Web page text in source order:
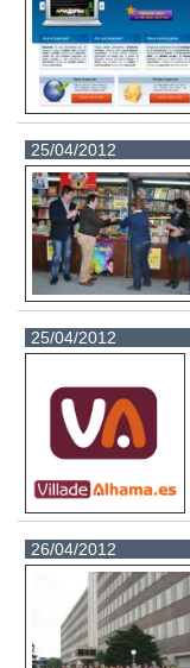
25/04/2012
25/04/2012
26/04/2012